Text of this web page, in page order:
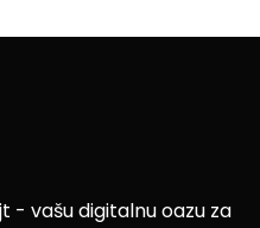
- vašu digitalnu oazu za